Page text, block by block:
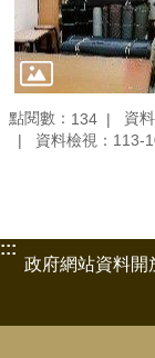
點閱數： 134
資
資料檢視：113-
:::
政府網站資料開